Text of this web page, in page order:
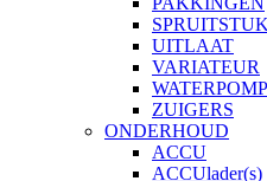
SPRUITSTUK
UITLAAT
VARIATEUR
WATERPOMP
ZUIGERS
ONDERHOUD
ACCU
ACCUlader(s)